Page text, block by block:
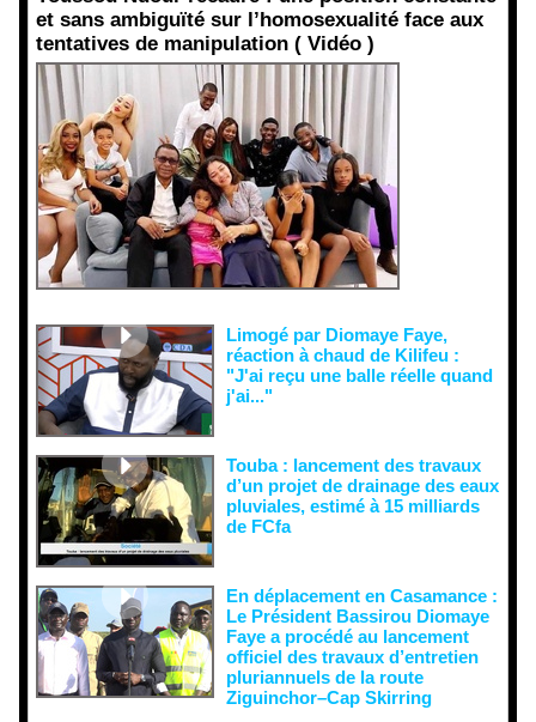
et sans ambiguïté sur l’homosexualité face aux
tentatives de manipulation ( Vidéo )
Limogé par Diomaye Faye,
réaction à chaud de Kilifeu :
"J'ai reçu une balle réelle quand
j'ai..."
Touba : lancement des travaux
d’un projet de drainage des eaux
pluviales, estimé à 15 milliards
de FCfa ‎
En déplacement en Casamance :
Le Président Bassirou Diomaye
Faye a procédé au lancement
officiel des travaux d’entretien
pluriannuels de la route
Ziguinchor–Cap Skirring